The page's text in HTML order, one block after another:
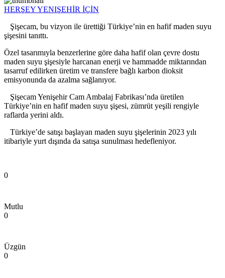
HERŞEY YENIŞEHİR İÇİN
Şişecam, bu vizyon ile ürettiği Türkiye’nin en hafif maden suyu
şişesini tanıttı.
Özel tasarımıyla benzerlerine göre daha hafif olan çevre dostu
maden suyu şişesiyle harcanan enerji ve hammadde miktarından
tasarruf edilirken üretim ve transfere bağlı karbon dioksit
emisyonunda da azalma sağlanıyor.
Şişecam Yenişehir Cam Ambalaj Fabrikası’nda üretilen
Türkiye’nin en hafif maden suyu şişesi, zümrüt yeşili rengiyle
raflarda yerini aldı.
Türkiye’de satışı başlayan maden suyu şişelerinin 2023 yılı
itibariyle yurt dışında da satışa sunulması hedefleniyor.
0
Mutlu
0
Üzgün
0